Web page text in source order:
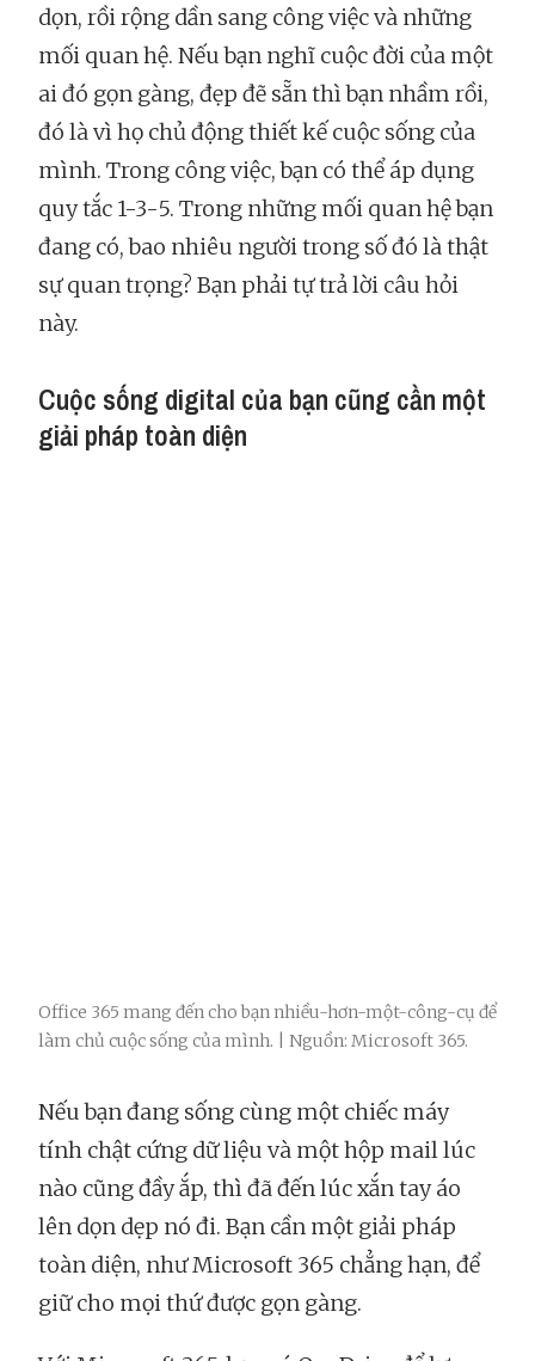
dọn, rồi rộng dần sang công việc và những
mối quan hệ. Nếu bạn nghĩ cuộc đời của một
ai đó gọn gàng, đẹp đẽ sẵn thì bạn nhầm rồi,
đó là vì họ chủ động thiết kế cuộc sống của
mình. Trong công việc, bạn có thể áp dụng
quy tắc 1-3-5. Trong những mối quan hệ bạn
đang có, bao nhiêu người trong số đó là thật
sự quan trọng? Bạn phải tự trả lời câu hỏi
này.
Cuộc sống digital của bạn cũng cần một
giải pháp toàn diện
Office 365 mang đến cho bạn nhiều-hơn-một-công-cụ để
làm chủ cuộc sống của mình. | Nguồn: Microsoft 365.
Nếu bạn đang sống cùng một chiếc máy
tính chật cứng dữ liệu và một hộp mail lúc
nào cũng đầy ắp, thì đã đến lúc xắn tay áo
lên dọn dẹp nó đi. Bạn cần một giải pháp
toàn diện, như Microsoft 365 chẳng hạn, để
giữ cho mọi thứ được gọn gàng.